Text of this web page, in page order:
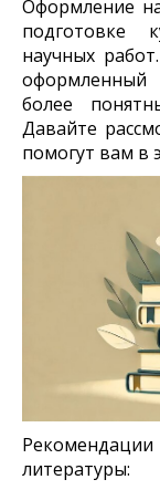
Оформление
подготовке
научных
оформленный
более
Давайте
помогут вам в
литературы: